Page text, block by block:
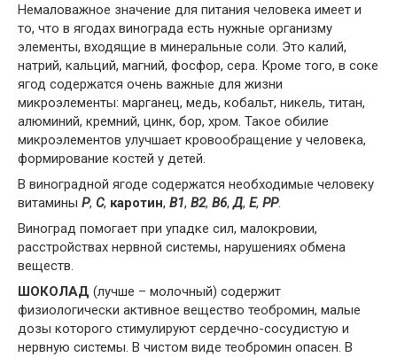
Немаловажное значение для питания человека имеет и
то, что в ягодах винограда есть нужные организму
элементы, входящие в минеральные соли. Это калий,
натрий, кальций, магний, фосфор, сера. Кроме того, в соке
ягод содержатся очень важные для жизни
микроэлементы: марганец, медь, кобальт, никель, титан,
алюминий, кремний, цинк, бор, хром. Такое обилие
микроэлементов улучшает кровообращение у человека,
формирование костей у детей.
В виноградной ягоде содержатся необходимые человеку
витамины Р, С, каротин, В1, В2, В6,Д, Е, PP.
Виноград помогает при упадке сил, малокровии,
расстройствах нервной системы, нарушениях обмена
веществ.
ШОКОЛАД (лучше – молочный) содержит
физиологически активное вещество теобромин, малые
дозы которого стимулируют сердечно-сосудистую и
нервную системы. В чистом виде теобромин опасен. В